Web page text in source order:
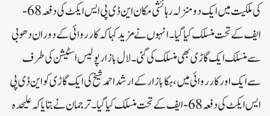
کی ملکیت میں ایک دو منزلہ رہائشی مکان این ڈی پی ایس ایکٹ کی دفعہ 68-
ایف کے تحت منسلک کیا گیا ۔انہوں نے مزید کہا کہ کارروائی کے دوران دھوبی
سے منسلک ایک گاڑی بھی منسلک کی گئی۔ لال بازار پولیس اسٹیشن کی طرف
سے ایک اور کارروائی میں، ہکا بازار کے ارشد احمد شیخ کی ایک گاڑی کو این ڈی پی
ایس ایکٹ کی دفعہ 68-ایف کے تحت منسلک کیا گیا۔ترجمان نے بتایا کہ علیحدہ